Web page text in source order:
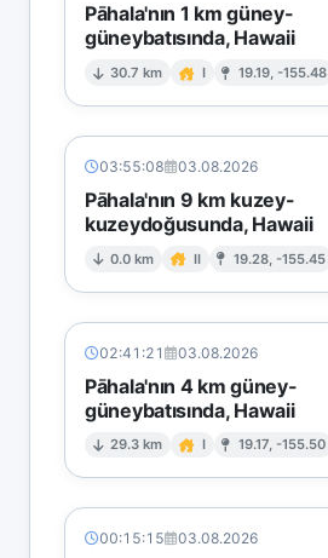
Pāhala'nın 1 km güney-
güneybatısında, Hawaii
30.7 km I 19.19, -155.48
03:55:08 03.08.2026
Pāhala'nın 9 km kuzey-
kuzeydoğusunda, Hawaii
0.0 km II 19.28, -155.45
02:41:21 03.08.2026
Pāhala'nın 4 km güney-
güneybatısında, Hawaii
29.3 km I 19.17, -155.50
00:15:15 03.08.2026